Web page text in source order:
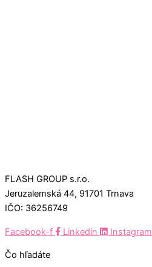
FLASH GROUP s.r.o.
Jeruzalemská 44, 91701 Trnava
IČO: 36256749
Facebook-f Linkedin Instagram
Čo hľadáte